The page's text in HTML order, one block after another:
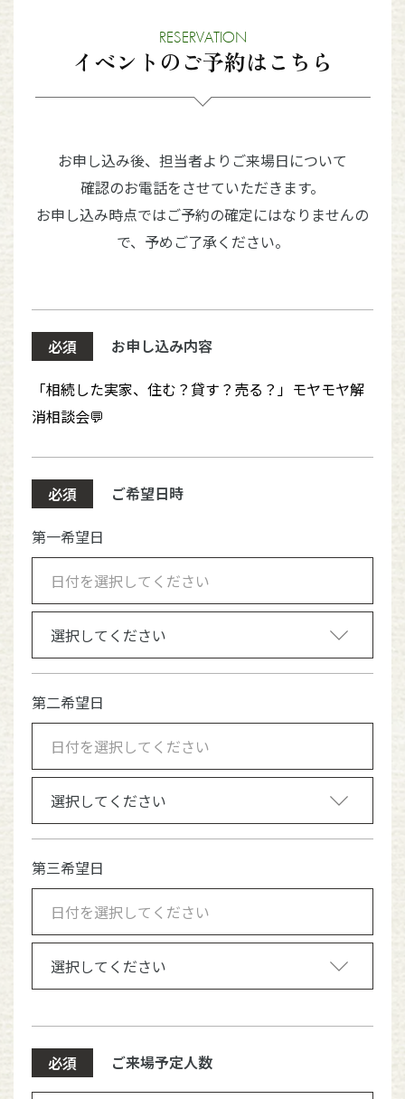
RESERVATION
イベントのご予約はこちら
お申し込み後、担当者よりご来場日について
確認のお電話をさせていただきます。
お申し込み時点ではご予約の確定にはなりませんの
で、予めご了承ください。
必須 お申し込み内容
必須
ご希望日時
第一希望日
第二希望日
第三希望日
必須 ご来場予定人数